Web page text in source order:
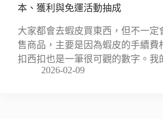
本、獲利與免運活動抽成
大家都會去蝦皮買東西，但不一定
售商品，主要是因為蝦皮的手續費
扣西扣也是一筆很可觀的數字。
2026-02-09